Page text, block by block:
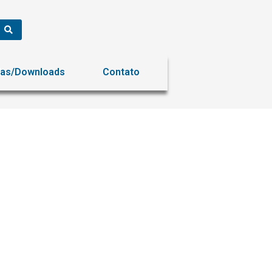
Downloads Contato